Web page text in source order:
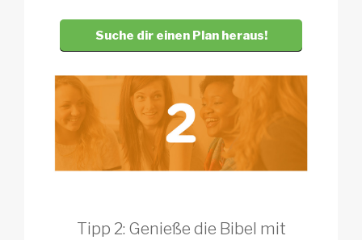
Suche dir einen Plan heraus!
Tipp 2: Genieße die Bibel mit